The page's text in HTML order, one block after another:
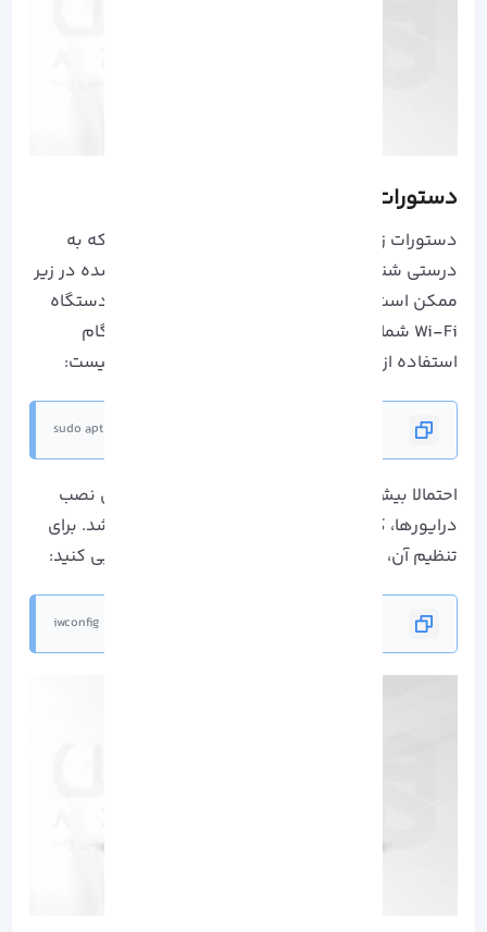
دستورات عیب یابی:
دستورات زیر تست و بررسی نشدند، زیرا کارت شبکه به
درستی شناسایی شد. اولین دستور نشان داده شده در زیر
ممکن است در صورتی مفید باشد که درایورهای دستگاه
Wi-Fi شما به درستی شناسایی نشده باشند. هنگام
استفاده از Kali، این مورد یک سناریوی معمولی نیست:
sudo apt install kali-linux-wireless
احتمالا بیش از دستور نشان داده شده در بالا برای نصب
درایورها، کارت بی سیم شما ممکن است خراب باشد. برای
تنظیم آن، ابتدا نام دستگاه شبکه خود را شناسایی کنید:
iwconfig